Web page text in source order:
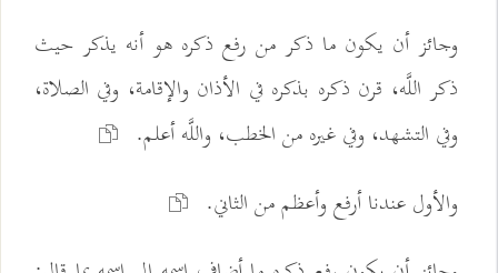
وجائز أن يكون ما ذكر من رفع ذكره هو أنه يذكر حيث
ذكر اللَّه، قرن ذكره بذكره في الأذان والإقامة، وفي الصلاة،
وفي التشهد، وفي غيره من الخطب، واللَّه أعلم.
والأول عندنا أرفع وأعظم من الثاني.